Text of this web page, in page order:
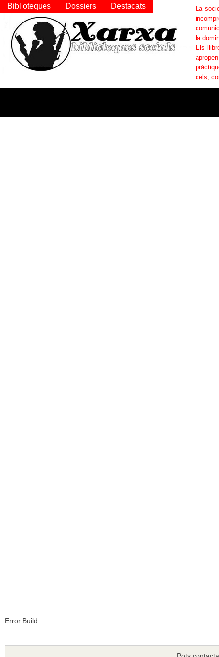
Error Build
La
la
Els
cels,
Biblioteques Dossiers Destacats